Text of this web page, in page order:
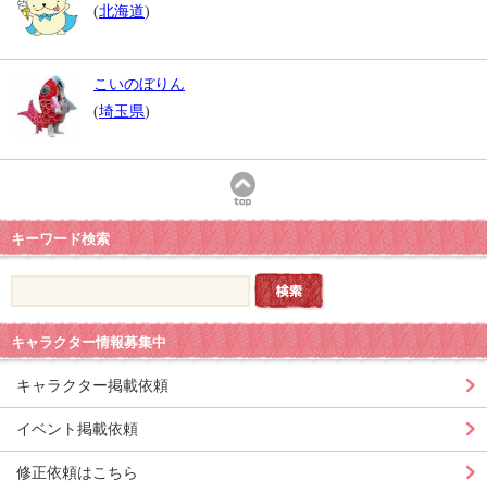
(北海道)
こいのぼりん
(埼玉県)
キーワード検索
キャラクター情報募集中
キャラクター掲載依頼
イベント掲載依頼
修正依頼はこちら